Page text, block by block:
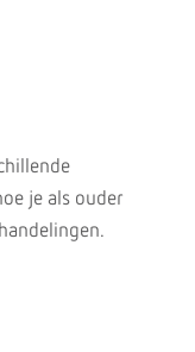
je als ouder